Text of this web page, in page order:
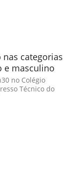
nas categorias
e masculino
no Colégio
Técnico do